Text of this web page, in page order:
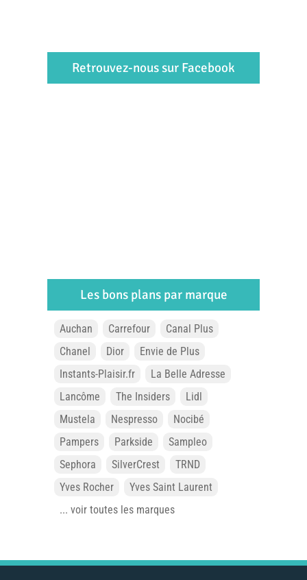
Retrouvez-nous sur Facebook
Les bons plans par marque
Auchan Carrefour
Canal Plus
Chanel
Dior
Envie de Plus
Instants-Plaisir.fr
La Belle Adresse
Lancôme
The Insiders
Lidl
Mustela
Nespresso
Nocibé
Pampers
Parkside
Sampleo
Sephora
SilverCrest
TRND
Yves Rocher
Yves Saint Laurent
... voir toutes les marques